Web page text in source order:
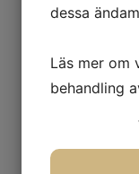
dessa
Läs mer om
behandling